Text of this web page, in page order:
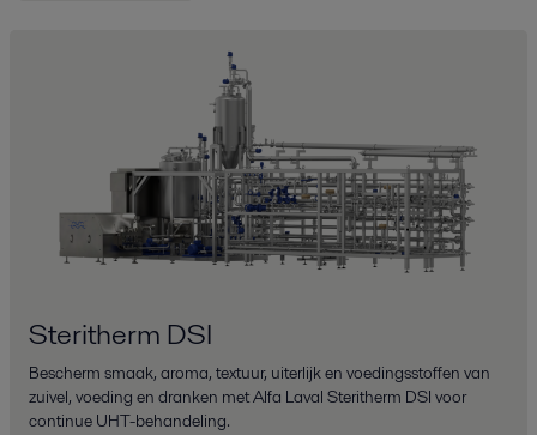
Steritherm DSI
Bescherm smaak, aroma, textuur, uiterlijk en voedingsstoffen van
zuivel, voeding en dranken met Alfa Laval Steritherm DSI voor
continue UHT-behandeling.